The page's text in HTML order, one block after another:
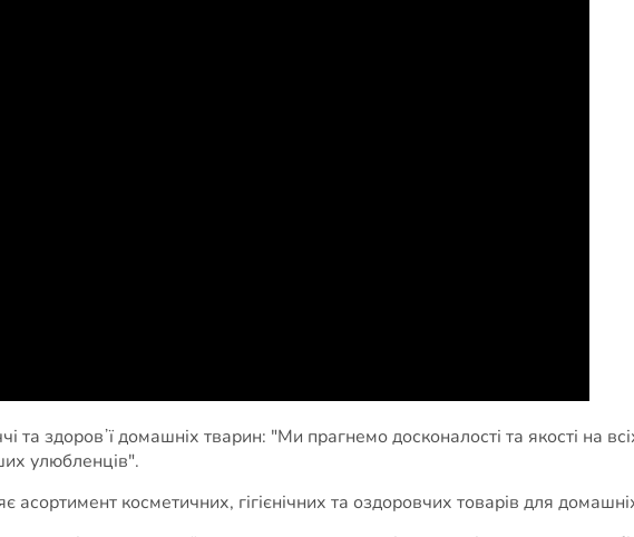
та здоровʼї домашніх тварин: "Ми прагнемо досконалості та якості на
улюбленців".
асортимент косметичних, гігієнічних та оздоровчих товарів для